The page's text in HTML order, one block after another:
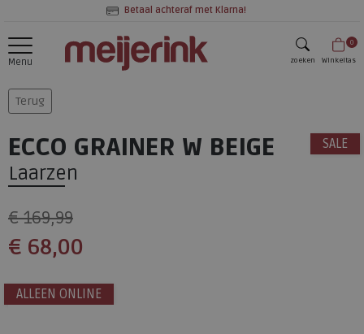
Betaal achteraf met Klarna!
Menu zoeken
0
Winkeltas
Terug
SALE
ECCO GRAINER W BEIGE
Laarzen
€ 169,99
€ 68,00
ALLEEN ONLINE